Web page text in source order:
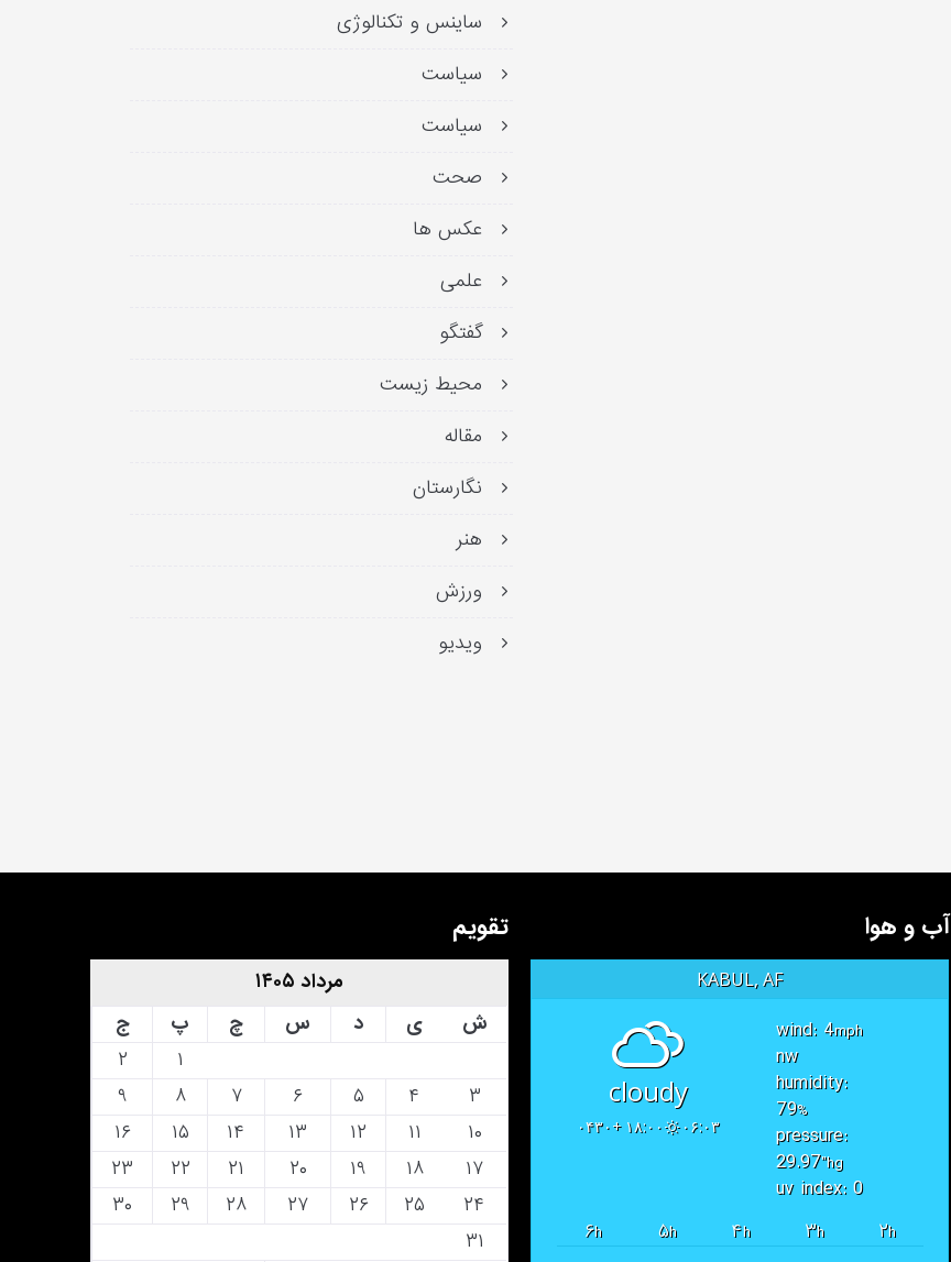
ساینس و تکنالوژی
سیاست
سیاست
صحت
عکس ها
علمی
گفتگو
محیط زیست
مقاله
نگارستان
هنر
ورزش
ویدیو
آب و هوا
KABUL, AF
cloudy
۰۶:۰۳ ۱۸:۰۰ +۰۴۳۰
wind: 4mph
nw
humidity:
79%
pressure:
29.97"hg
uv index: 0
۲h ۳h ۴h ۵h ۶h
تقویم
مرداد ۱۴۰۵
ش
ی د س چ پ
ج
۱
۲
۳
۴ ۵ ۶ ۷ ۸
۹
۱۰
۱۱ ۱۲ ۱۳ ۱۴ ۱۵
۱۶
۱۷
۱۸ ۱۹ ۲۰ ۲۱ ۲۲
۲۳
۲۴
۲۵ ۲۶ ۲۷ ۲۸ ۲۹
۳۰
۳۱